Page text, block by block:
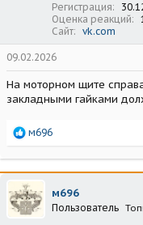
Регистрация
Оценка реакций
Сайт
vk.com
09.02.2026
На моторном щите
закладными гайками
Р
а
к
ц
и
и
м696
м696
Пользователь